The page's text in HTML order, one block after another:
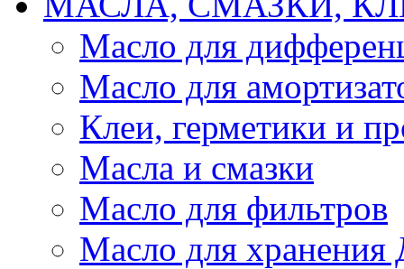
Масло для
Масло для
Клеи, герметики и
Масла и смазки
Масло для фильтров
Масло для